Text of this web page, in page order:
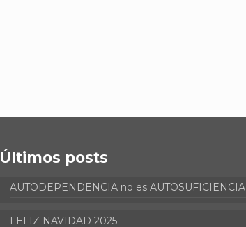
Últimos posts
AUTODEPENDENCIA no es AUTOSUFICIENCIA
FELIZ NAVIDAD 2025